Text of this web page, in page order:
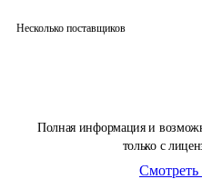
Полная информация и
только с
Смотреть
Несколько поставщиков